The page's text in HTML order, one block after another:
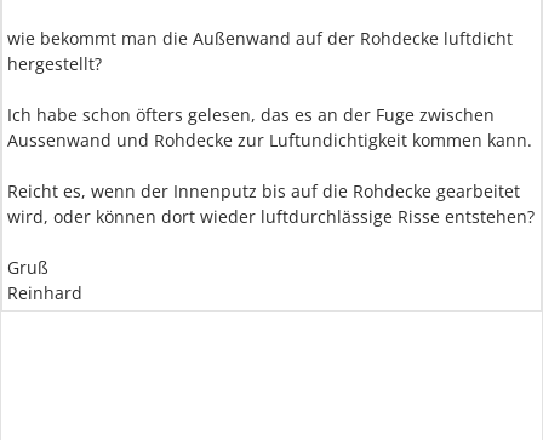
wie bekommt man die Außenwand auf der Rohdecke luftdicht
hergestellt?
Ich habe schon öfters gelesen, das es an der Fuge zwischen
Aussenwand und Rohdecke zur Luftundichtigkeit kommen kann.
Reicht es, wenn der Innenputz bis auf die Rohdecke gearbeitet
wird, oder können dort wieder luftdurchlässige Risse entstehen?
Gruß
Reinhard